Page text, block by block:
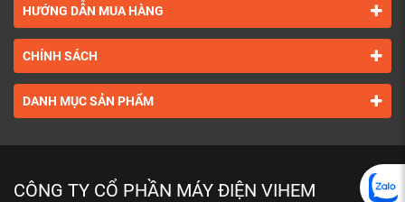
HƯỚNG DẪN MUA HÀNG
CHÍNH SÁCH
DANH MỤC SẢN PHẨM
CÔNG TY CỔ PHẦN MÁY ĐIỆN VIHEM